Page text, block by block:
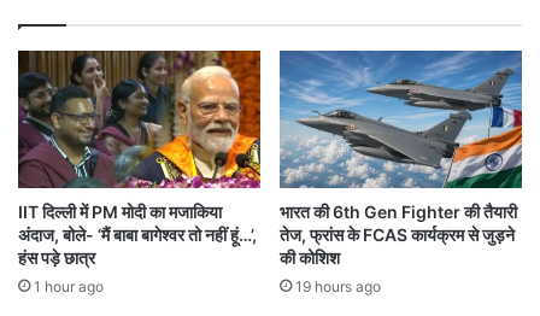
स्ता
जों
का
खु
ला
सा
रि
का
-
ई
रा
न
त
से
दु
IIT दिल्ली में PM मोदी का मजाकिया
अंदाज, बोले- ‘मैं बाबा बागेश्वर तो नहीं हूं…’,
हंस पड़े छात्र
1 hour ago
भारत की 6th Gen Fighter की तैयारी
तेज, फ्रांस के FCAS कार्यक्रम से जुड़ने
की कोशिश
19 hours ago